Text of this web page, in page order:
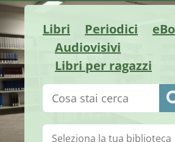
Libri Periodici
Audiovisivi
Libri per ragazzi
Cerca su "Catalogo"
Biblioteca: